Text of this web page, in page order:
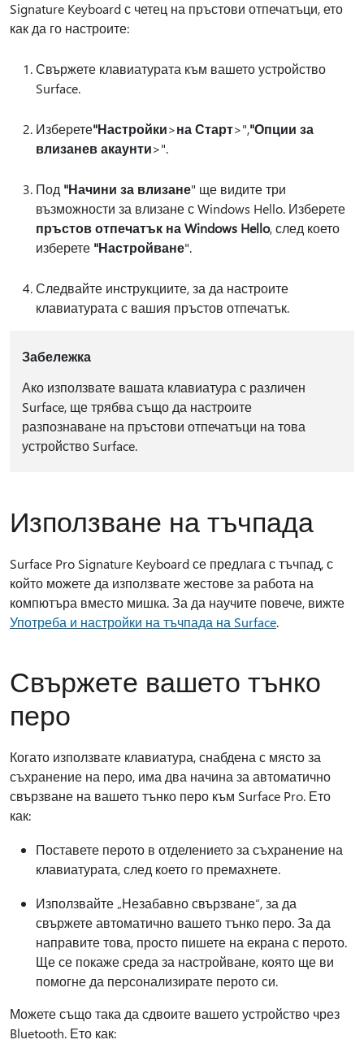
Signature Keyboard с четец на пръстови отпечатъци, ето
как да го настроите:
Свържете клавиатурата към вашето устройство
Surface.
Изберете"Настройки>на Старт>","Опции за
влизанев акаунти>".
Под "Начини за влизане" ще видите три
възможности за влизане с Windows Hello. Изберете
пръстов отпечатък на Windows Hello, след което
изберете "Настройване".
Следвайте инструкциите, за да настроите
клавиатурата с вашия пръстов отпечатък.
Забележка
Ако използвате вашата клавиатура с различен
Surface, ще трябва също да настроите
разпознаване на пръстови отпечатъци на това
устройство Surface.
Използване на тъчпада
Surface Pro Signature Keyboard се предлага с тъчпад, с
който можете да използвате жестове за работа на
компютъра вместо мишка. За да научите повече, вижте
Употреба и настройки на тъчпада на Surface.
Свържете вашето тънко
перо
Когато използвате клавиатура, снабдена с място за
съхранение на перо, има два начина за автоматично
свързване на вашето тънко перо към Surface Pro. Ето
как:
Поставете перото в отделението за съхранение на
клавиатурата, след което го премахнете.
Използвайте „Незабавно свързване“, за да
свържете автоматично вашето тънко перо. За да
направите това, просто пишете на екрана с перото.
Ще се покаже среда за настройване, която ще ви
помогне да персонализирате перото си.
Можете също така да сдвоите вашето устройство чрез
Bluetooth. Ето как: